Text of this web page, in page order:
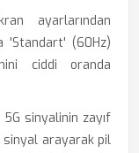
ayarlarından
'Standart' (60Hz)
ciddi oranda
5G sinyalinin zayıf
sinyal arayarak pil